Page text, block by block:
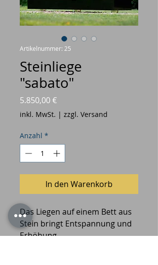
Artikelnummer: 25
Steinliege
"sabato"
5.850,00 €Preis
inkl. MwSt. | zzgl. Versand
Anzahl *
In den Warenkorb
Das Liegen auf einem Bett aus
Stein bringt Entspannung und
Erhöhung.